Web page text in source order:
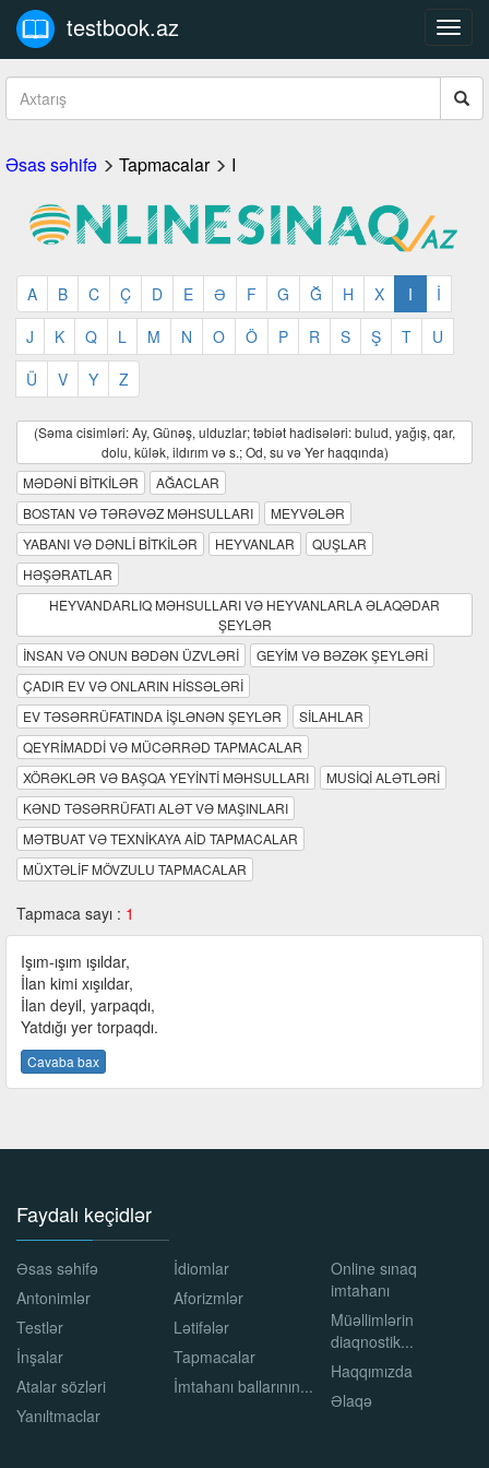
testbook.az
Əsas səhifə Tapmacalar I
A B C Ç D E Ə F G Ğ H X I
İ
J
K Q L M N O Ö P R S Ş T
U
Ü
V Y Z
(Səma cisimləri: Ay, Günəş, ulduzlar; təbiət hadisələri: bulud, yağış, qar,
dolu, külək, ildırım və s.; Od, su və Yer haqqında)
MƏDƏNİ BİTKİLƏR
AĞACLAR
BOSTAN VƏ TƏRƏVƏZ MƏHSULLARI
MEYVƏLƏR
YABANI VƏ DƏNLİ BİTKİLƏR
HEYVANLAR
QUŞLAR
HƏŞƏRATLAR
HEYVANDARLIQ MƏHSULLARI VƏ HEYVANLARLA ƏLAQƏDAR
ŞEYLƏR
İNSAN VƏ ONUN BƏDƏN ÜZVLƏRİ
GEYİM VƏ BƏZƏK ŞEYLƏRİ
ÇADIR EV VƏ ONLARIN HİSSƏLƏRİ
EV TƏSƏRRÜFATINDA İŞLƏNƏN ŞEYLƏR
SİLAHLAR
QEYRİMADDİ VƏ MÜCƏRRƏD TAPMACALAR
XÖRƏKLƏR VƏ BAŞQA YEYİNTİ MƏHSULLARI
MUSİQİ ALƏTLƏRİ
KƏND TƏSƏRRÜFATI ALƏT VƏ MAŞINLARI
MƏTBUAT VƏ TEXNİKAYA AİD TAPMACALAR
MÜXTƏLİF MÖVZULU TAPMACALAR
Tapmaca sayı : 1
Işım-ışım ışıldar,
İlan kimi xışıldar,
İlan deyil, yarpaqdı,
Yatdığı yer torpaqdı.
Cavaba bax
Faydalı keçidlər
Əsas səhifə
Antonimlər
Testlər
İnşalar
Atalar sözləri
Yanıltmaclar
İdiomlar
Aforizmlər
Lətifələr
Tapmacalar
İmtahanı ballarının...
Online sınaq
imtahanı
Müəllimlərin
diaqnostik...
Haqqımızda
Əlaqə